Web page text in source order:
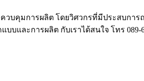
คุมการผลิต โดยวิศวกรที่มีประสบกา
การผลิต กับเราได้สนใจ โทร 089-